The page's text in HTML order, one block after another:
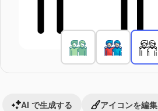
AI で生成する アイコンを編集